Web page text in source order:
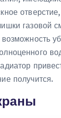
газовой
получится.